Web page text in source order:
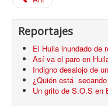
Reportajes
El Huila inundado de
Así va el paro en
Indigno desalojo de
¿Quién está
Un grito de S.O.S en